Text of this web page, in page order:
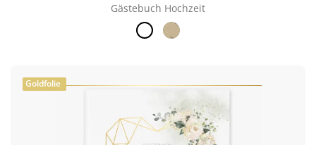
Gästebuch Hochzeit
Goldfolie